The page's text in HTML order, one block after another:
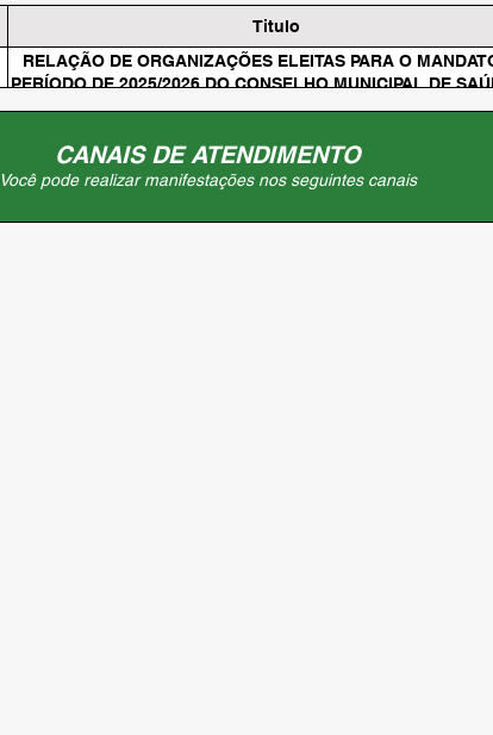
Titulo
RELAÇÃO DE ORGANIZAÇÕES ELEITAS PARA O
PERÍODO DE 2025/2026 DO CONSELHO MUNICIPAL DE
CANAIS DE ATENDIMENTO
Você pode realizar manifestações nos seguintes canais